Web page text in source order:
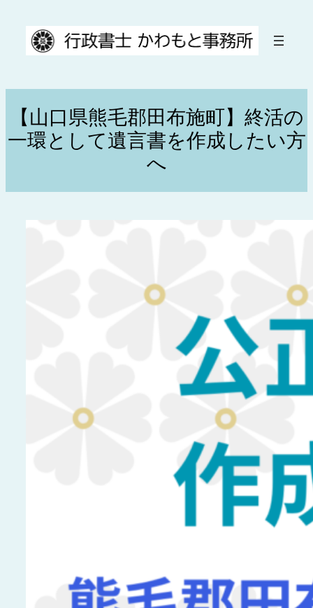
キ
【山口県熊毛郡田布施町】終活の
一環として遺言書を作成したい方
へ